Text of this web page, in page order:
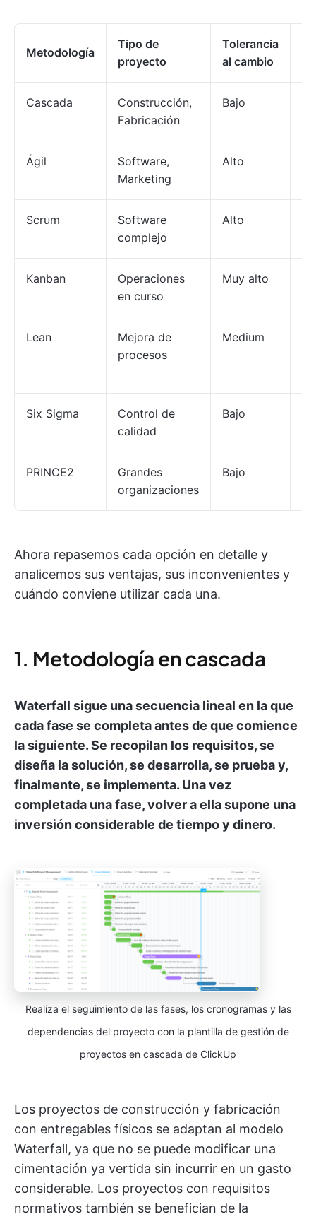
Metodología
Tipo de
proyecto
Tolerancia
al cambio
Cascada
Construcción,
Fabricación
Bajo
Ágil
Software,
Marketing
Alto
Scrum
Software
complejo
Alto
Kanban
Operaciones
en curso
Muy alto
Lean
Mejora de
procesos
Medium
Six Sigma
Control de
calidad
Bajo
PRINCE2
Grandes
organizaciones
Bajo
Ahora repasemos cada opción en detalle y
analicemos sus ventajas, sus inconvenientes y
cuándo conviene utilizar cada una.
1. Metodología en cascada
Waterfall sigue una secuencia lineal en la que
cada fase se completa antes de que comience
la siguiente. Se recopilan los requisitos, se
diseña la solución, se desarrolla, se prueba y,
finalmente, se implementa. Una vez
completada una fase, volver a ella supone una
inversión considerable de tiempo y dinero.
Realiza el seguimiento de las fases, los cronogramas y las
dependencias del proyecto con la plantilla de gestión de
proyectos en cascada de ClickUp
Los proyectos de construcción y fabricación
con entregables físicos se adaptan al modelo
Waterfall, ya que no se puede modificar una
cimentación ya vertida sin incurrir en un gasto
considerable. Los proyectos con requisitos
normativos también se benefician de la